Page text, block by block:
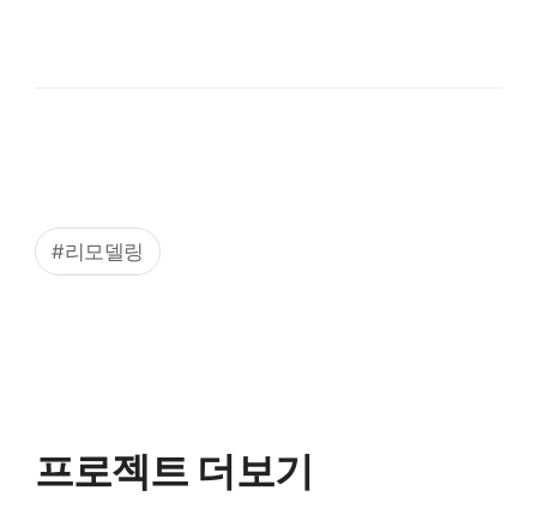
#리모델링
프로젝트 더보기